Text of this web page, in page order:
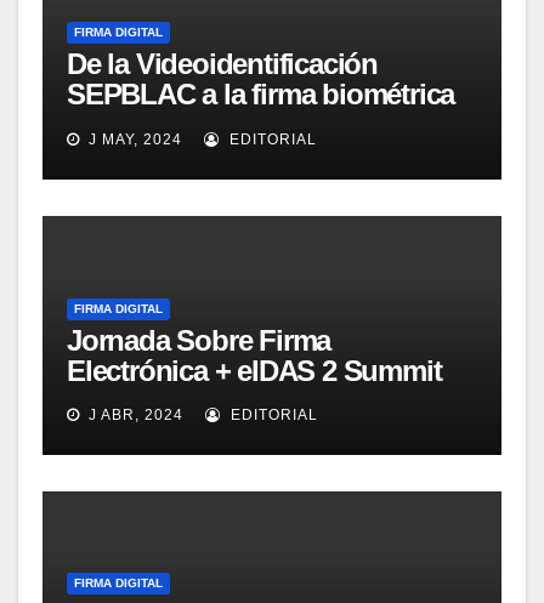
FIRMA DIGITAL
De la Videoidentificación
SEPBLAC a la firma biométrica
manuscrita. Jornadas online
próxima semana!
J MAY, 2024 EDITORIAL
FIRMA DIGITAL
Jornada Sobre Firma
Electrónica + eIDAS 2 Summit
J ABR, 2024 EDITORIAL
FIRMA DIGITAL